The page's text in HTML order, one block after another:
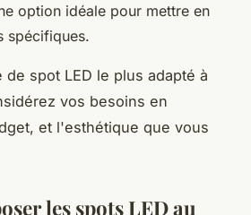
option idéale pour mettre en
spécifiques.
spot LED le plus adapté à
vos besoins en
et l'esthétique que vous
les spots LED au